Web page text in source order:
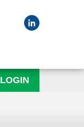
LOGIN